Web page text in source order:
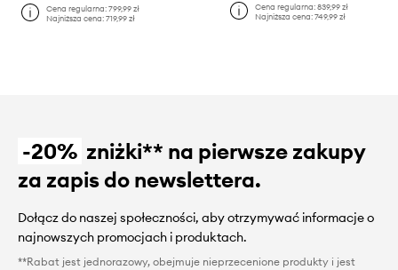
Cena regularna:799,99 zł
Najniższa cena:719,99 zł
Cena regularna: 839,99 zł
Najniższa cena: 749,99 zł
-20% zniżki** na pierwsze zakupy
za zapis do newslettera.
Dołącz do naszej społeczności, aby otrzymywać informacje o
najnowszych promocjach i produktach.
**Rabat jest jednorazowy, obejmuje nieprzecenione produkty i jest